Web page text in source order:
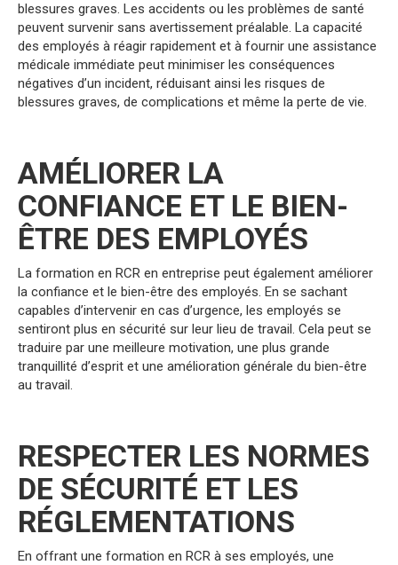
blessures graves. Les accidents ou les problèmes de santé
peuvent survenir sans avertissement préalable. La capacité
des employés à réagir rapidement et à fournir une assistance
médicale immédiate peut minimiser les conséquences
négatives d’un incident, réduisant ainsi les risques de
blessures graves, de complications et même la perte de vie.
AMÉLIORER LA
CONFIANCE ET LE BIEN-
ÊTRE DES EMPLOYÉS
La formation en RCR en entreprise peut également améliorer
la confiance et le bien-être des employés. En se sachant
capables d’intervenir en cas d’urgence, les employés se
sentiront plus en sécurité sur leur lieu de travail. Cela peut se
traduire par une meilleure motivation, une plus grande
tranquillité d’esprit et une amélioration générale du bien-être
au travail.
RESPECTER LES NORMES
DE SÉCURITÉ ET LES
RÉGLEMENTATIONS
En offrant une formation en RCR à ses employés, une